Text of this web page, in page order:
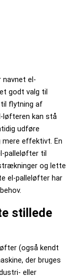
navnet el-
godt valg til
flytning af
løfteren kan stå
udføre
effektivt. En
palleløfter til
og lette
el-palleløfter har
stillede
(også kendt
der bruges
eller